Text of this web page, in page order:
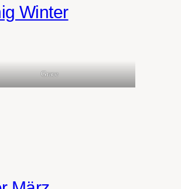
Winter
Grace